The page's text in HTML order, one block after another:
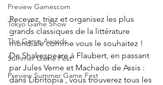
Preview Gamescom
Tokyo Game Show
The Game Awards
Summer Game Fest
Preview Summer Game Fest
Recevez, triez et organisez les plus
grands classiques de la littérature
mondiale comme vous le souhaitez !
De Shakespeare à Flaubert, en passant
par Jules Verne et Machado de Assis :
dans Libritopia , vous trouverez tous les